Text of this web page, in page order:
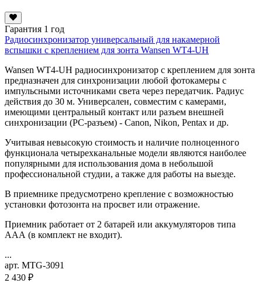
Гарантия 1 год
Радиосинхронизатор универсальный для накамерной
вспышки с креплением для зонта Wansen WT4-UH
Wansen WT4-UH радиосинхронизатор с креплением для зонта
предназначен для синхронизации любой фотокамеры с
импульсными источниками света через передатчик. Радиус
действия до 30 м. Универсален, совместим с камерами,
имеющими центральный контакт или разъем внешней
синхронизации (PC-разъем) - Canon, Nikon, Pentax и др.
Учитывая невысокую стоимость и наличие полноценного
функционала четырехканальные модели являются наиболее
популярными для использования дома в небольшой
профессиональной студии, а также для работы на выезде.
В приемнике предусмотрено крепление с возможностью
установки фотозонта на просвет или отражение.
Приемник работает от 2 батарей или аккумуляторов типа
ААА (в комплект не входит).
...
арт. MTG-3091
2 430 ₽